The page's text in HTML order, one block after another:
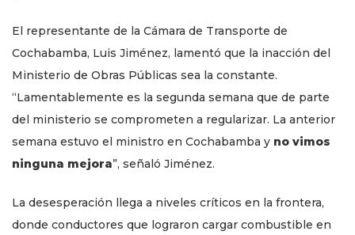
El representante de la Cámara de Transporte de
Cochabamba, Luis Jiménez, lamentó que la inacción del
Ministerio de Obras Públicas sea la constante.
“Lamentablemente es la segunda semana que de parte
del ministerio se comprometen a regularizar. La anterior
semana estuvo el ministro en Cochabamba y no vimos
ninguna mejora”, señaló Jiménez.
La desesperación llega a niveles críticos en la frontera,
donde conductores que lograron cargar combustible en